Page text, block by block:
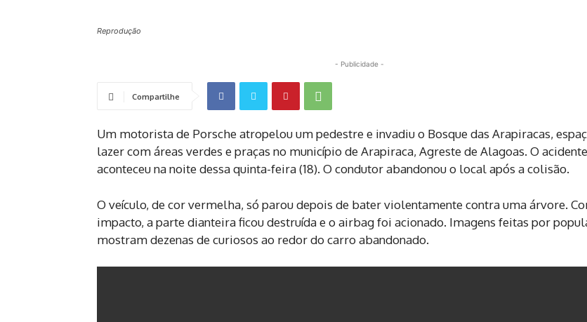
Reprodução
- Publicidade -
Compartilhe
Um motorista de Porsche atropelou um pedestre e invadiu o Bosque das Arapiracas,
lazer com áreas verdes e praças no município de Arapiraca, Agreste de Alagoas. O acidente
aconteceu na noite dessa quinta-feira (18). O condutor abandonou o local após a colisão.
O veículo, de cor vermelha, só parou depois de bater violentamente contra uma árvore.
impacto, a parte dianteira ficou destruída e o airbag foi acionado. Imagens feitas por
mostram dezenas de curiosos ao redor do carro abandonado.